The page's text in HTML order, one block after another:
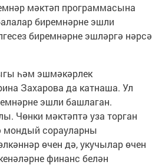
мәктәп программасына
биремнәрне эшли
биремнәрне эшләргә нәрсә
һәм эшмәкәрлек
Захарова да катнаша. Ул
эшли башлаган.
Чөнки мәктәптә уза торган
мондый сорауларны
өчен дә, укучылар өчен
финанс белән